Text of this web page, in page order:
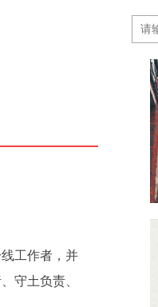
工作者，并
守土负责、